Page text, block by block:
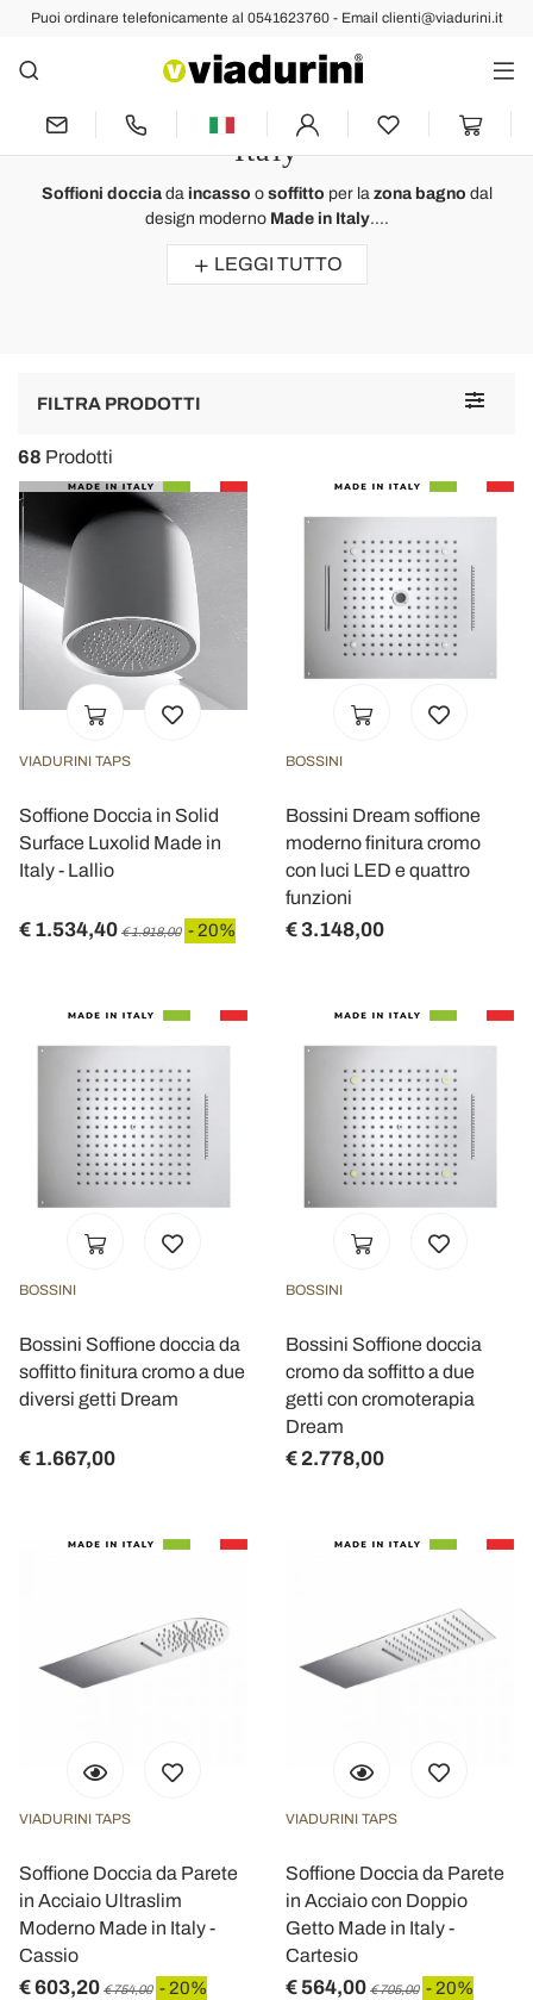
Puoi ordinare telefonicamente al 0541623760 - Email clienti@viadurini.it
Soffioni Doccia di Design anche
con Led e Cromoterapia Made in
Italy
Soffioni docciada incasso o soffitto per lazona bagno dal
design moderno Made in Italy....
LEGGI TUTTO
Toggle
FILTRA PRODOTTI
68 Prodotti
VIADURINI TAPS
Soffione Doccia in Solid
Surface Luxolid Made in
Italy - Lallio
€ 1.534,40 € 1.918,00 - 20%
BOSSINI
Bossini Dream soffione
moderno finitura cromo
con luci LED e quattro
funzioni
€ 3.148,00
BOSSINI
Bossini Soffione doccia da
soffitto finitura cromo a due
diversi getti Dream
€ 1.667,00
BOSSINI
Bossini Soffione doccia
cromo da soffitto a due
getti con cromoterapia
Dream
€ 2.778,00
VIADURINI TAPS
Soffione Doccia da Parete
in Acciaio Ultraslim
Moderno Made in Italy -
Cassio
€ 603,20 € 754,00 - 20%
VIADURINI TAPS
Soffione Doccia da Parete
in Acciaio con Doppio
Getto Made in Italy -
Cartesio
€ 564,00 € 705,00 - 20%